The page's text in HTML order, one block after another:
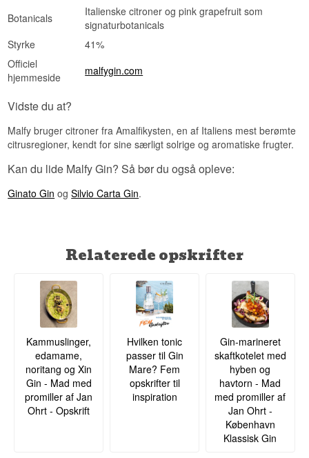
Botanicals
Italienske citroner og pink grapefruit som
signaturbotanicals
Styrke
41%
Officiel
hjemmeside
malfygin.com
Vidste du at?
Malfy bruger citroner fra Amalfikysten, en af Italiens mest berømte
citrusregioner, kendt for sine særligt solrige og aromatiske frugter.
Kan du lide Malfy Gin? Så bør du også opleve:
Ginato Gin ogSilvio Carta Gin.
Relaterede opskrifter
Kammuslinger,
edamame,
noritang og Xin
Gin - Mad med
promiller af Jan
Ohrt - Opskrift
Hvilken tonic
passer til Gin
Mare? Fem
opskrifter til
inspiration
Gin-marineret
skaftkotelet med
hyben og
havtorn - Mad
med promiller af
Jan Ohrt -
København
Klassisk Gin